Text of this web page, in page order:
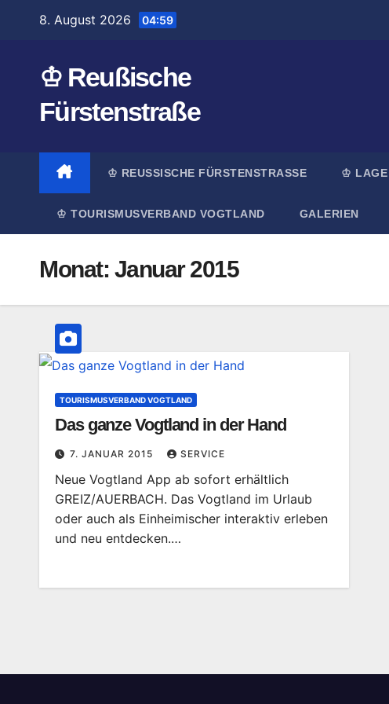
8. August 2026 04:59
♔ Reußische
Fürstenstraße
♔ REUSSISCHE FÜRSTENSTRASSE ♔ LAGE
♔ TOURISMUSVERBAND VOGTLAND GALERIEN
Monat: Januar 2015
TOURISMUSVERBAND VOGTLAND
Das ganze Vogtland in der Hand
7. JANUAR 2015 SERVICE
Neue Vogtland App ab sofort erhältlich
GREIZ/AUERBACH. Das Vogtland im Urlaub
oder auch als Einheimischer interaktiv erleben
und neu entdecken.…